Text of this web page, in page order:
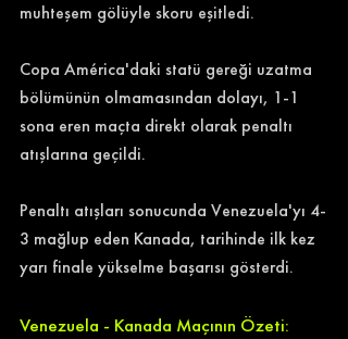
muhteşem gölüyle skoru eşitledi.
Copa América'daki statü gereği uzatma
bölümünün olmamasından dolayı, 1-1
sona eren maçta direkt olarak penaltı
atışlarına geçildi.
Penaltı atışları sonucunda Venezuela'yı 4-
3 mağlup eden Kanada, tarihinde ilk kez
yarı finale yükselme başarısı gösterdi.
Venezuela - Kanada Maçının Özeti: